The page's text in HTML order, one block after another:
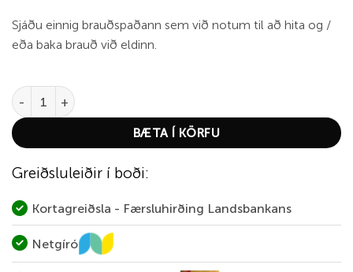
Sjáðu einnig brauðspaðann sem við notum til að hita og /
eða baka brauð við eldinn.
Kinetic Grill Stick Telescopic quantity
BÆTA Í KÖRFU
Greiðsluleiðir í boði:
Kortagreiðsla - Færsluhirðing Landsbankans
Netgíró